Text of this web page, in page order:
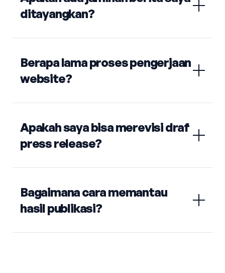
ditayangkan?
Berapa lama proses pengerjaan
website?
Apakah saya bisa merevisi draf
press release?
Bagaimana cara memantau
hasil publikasi?